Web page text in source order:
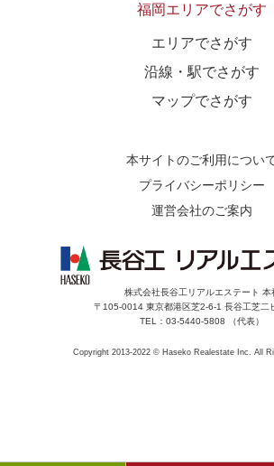
福岡エリアでさがす
エリアでさがす
沿線・駅でさがす
マップでさがす
本サイトのご利用につい
プライバシーポリシー
運営会社のご案内
株式会社長谷工リアルエステート 本
〒105-0014 東京都港区芝2-6-1 長谷工芝
TEL：03-5440-5808 （代表）
Copyright 2013-2022 © Haseko Realestate Inc. All